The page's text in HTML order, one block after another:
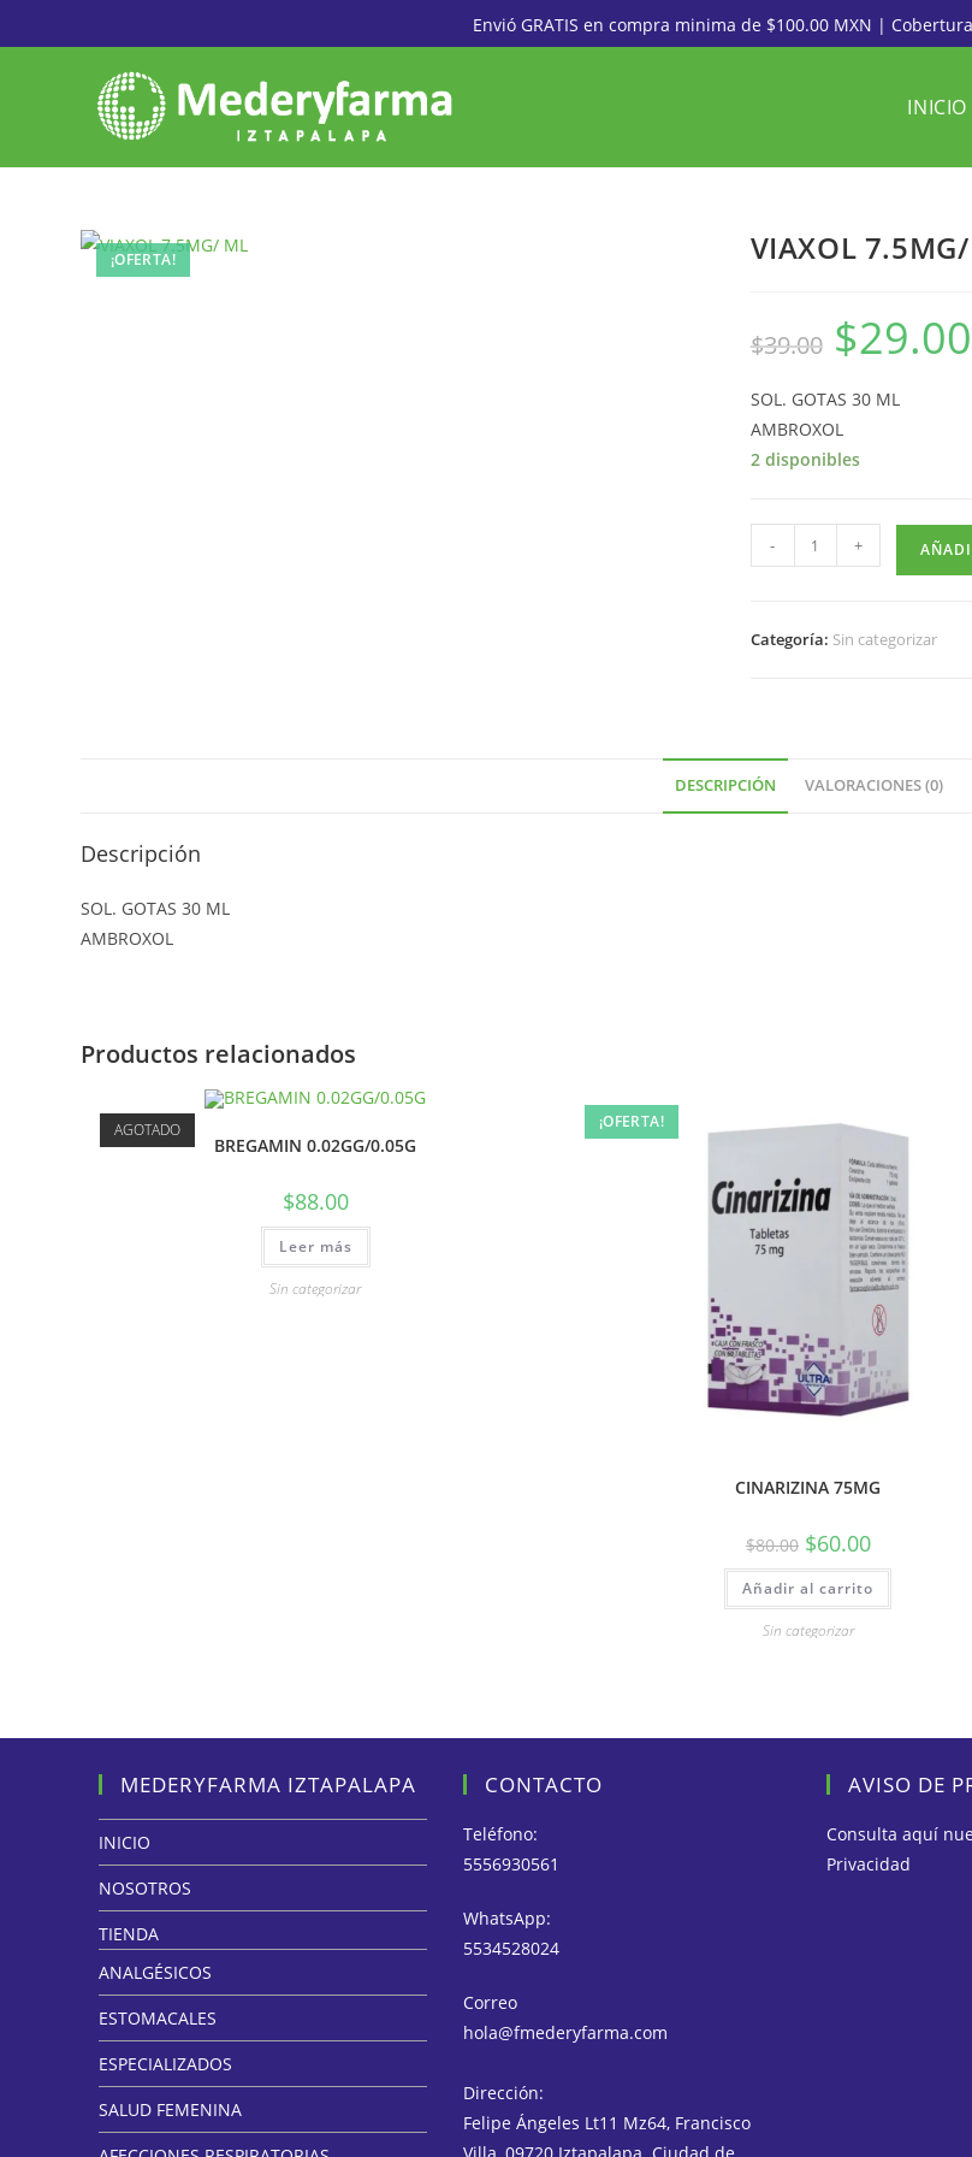
Envió GRATIS en compra minima de $100.00 MXN |
INICIO
¡OFERTA! VIAXOL
$39.00 $29.00
SOL. GOTAS 30 ML
AMBROXOL
2 disponibles
- +
Categoría: Sin categorizar
DESCRIPCIÓN VALORACIONES (0)
Descripción
SOL. GOTAS 30 ML
AMBROXOL
Productos relacionados
AGOTADO
BREGAMIN 0.02GG/0.05G
$88.00
Leer más
Sin categorizar
¡OFERTA!
CINARIZINA 75MG
$80.00 $60.00
Añadir al carrito
Sin categorizar
MEDERYFARMA IZTAPALAPA
INICIO
NOSOTROS
TIENDA
ANALGÉSICOS
ESTOMACALES
ESPECIALIZADOS
SALUD FEMENINA
CONTACTO
Teléfono:
5556930561
WhatsApp:
5534528024
Correo
hola@fmederyfarma.com
Dirección:
Felipe Ángeles Lt11 Mz64, Francisco
Villa, 09720 Iztapalapa. Ciudad de
AVISO DE
Consulta aquí
Privacidad